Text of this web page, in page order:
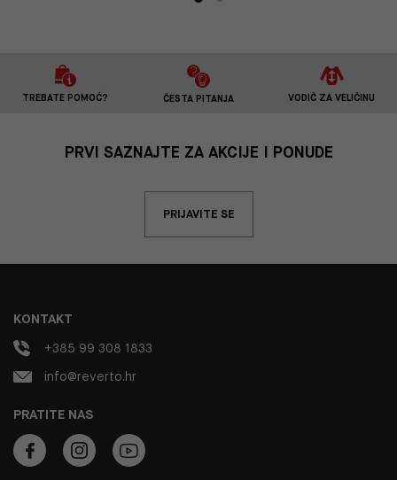
TREBATE POMOĆ? ČESTA PITANJA VODIČ ZA VELIČINU
PRVI SAZNAJTE ZA AKCIJE I PONUDE
PRIJAVITE SE
PRATITE NAS
KONTAKT
+385 99 308 1833
info@reverto.hr